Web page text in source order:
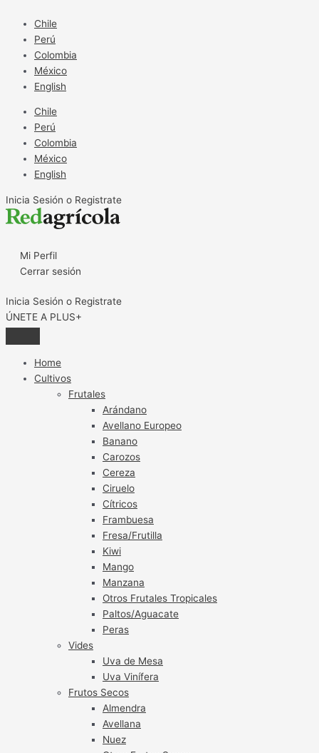
contenido
Chile
Perú
Colombia
México
English
Chile
Perú
Colombia
México
English
Inicia Sesión o Registrate
Mi Perfil
Cerrar sesión
Inicia Sesión o Registrate
ÚNETE A PLUS+
Home
Cultivos
Frutales
Arándano
Avellano Europeo
Banano
Carozos
Cereza
Ciruelo
Cítricos
Frambuesa
Fresa/Frutilla
Kiwi
Mango
Manzana
Otros Frutales Tropicales
Paltos/Aguacate
Peras
Vides
Uva de Mesa
Uva Vinífera
Frutos Secos
Almendra
Avellana
Nuez